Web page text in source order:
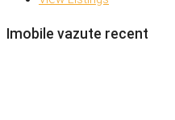
Imobile vazute recent